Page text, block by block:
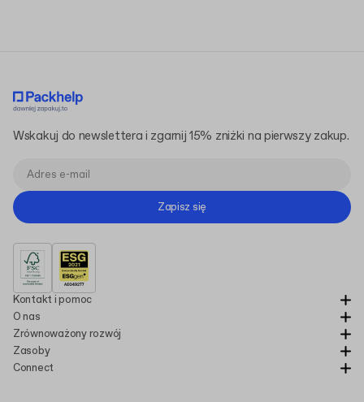
Kontakt i pomoc
O nas
Zrównoważony rozwój
Zasoby
Connect
Wskakuj do newslettera i zgarnij 15% zniżki na pierwszy zakup.
Zapisz się